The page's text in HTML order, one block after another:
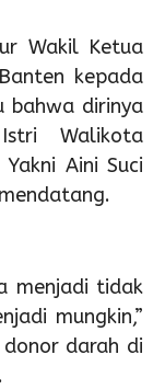
Wakil Ketua
kepada
bahwa dirinya
Walikota
Aini Suci
menjadi tidak
mungkin,”
darah di